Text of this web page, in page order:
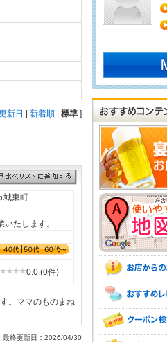
]
標準
新着順
新日
城東町
たします。
0.0 (0件)
。ママのものまね
最終更新日：2026/04/30